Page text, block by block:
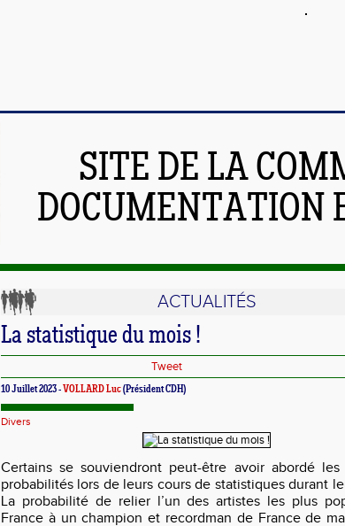
SITE DE LA
DOCUMENTATION
ACTUALITÉS
La statistique du mois !
Tweet
10 Juillet 2023 - VOLLARD Luc(Président CDH)
Divers
Certains se souviendront peut-être avoir abordé
probabilités lors de leurs cours de statistiques durant
La probabilité de relier l’un des artistes les plus
France à un champion et recordman de France de